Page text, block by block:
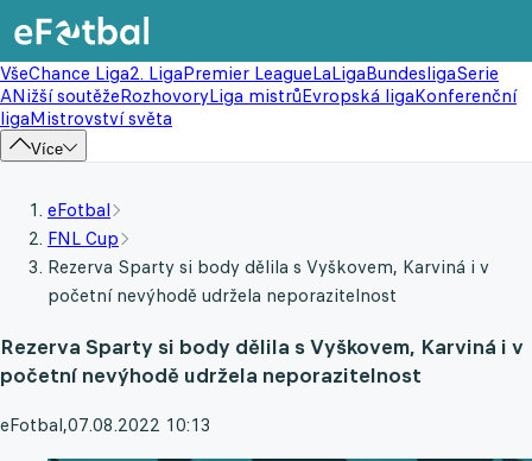
VšeChance Liga2. LigaPremier LeagueLaLigaBundesligaSerie
ANižší soutěžeRozhovoryLiga mistrůEvropská ligaKonferenční
ligaMistrovství světa
Více
eFotbal
FNL Cup
Rezerva Sparty si body dělila s Vyškovem, Karviná i v
početní nevýhodě udržela neporazitelnost
Rezerva Sparty si body dělila s Vyškovem, Karviná i v
početní nevýhodě udržela neporazitelnost
eFotbal,07.08.2022 10:13